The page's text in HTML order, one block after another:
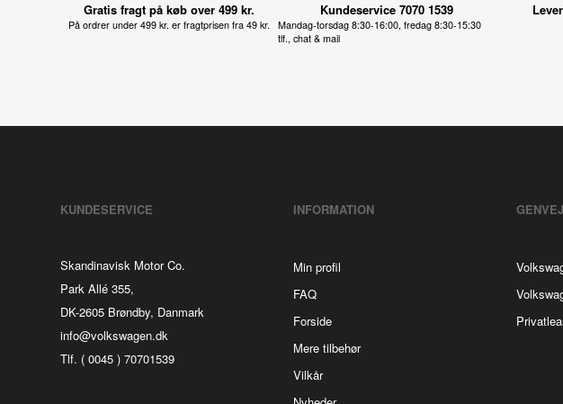
Gratis fragt på køb over 499 kr.
På ordrer under 499 kr. er fragtprisen fra 49 kr.
Kundeservice 7070 1539
Mandag-torsdag 8:30-16:00, fredag 8:30-15:30
tlf., chat & mail
KUNDESERVICE
Skandinavisk Motor Co.
Park Allé 355,
DK-2605 Brøndby, Danmark
info@volkswagen.dk
Tlf. ( 0045 ) 70701539
INFORMATION
Min profil
FAQ
Forside
Mere tilbehør
Vilkår